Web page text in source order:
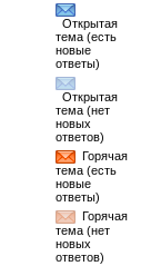
Открытая
тема (есть
новые
ответы)
Открытая
тема (нет
новых
ответов)
Горячая
тема (есть
новые
ответы)
Горячая
тема (нет
новых
ответов)